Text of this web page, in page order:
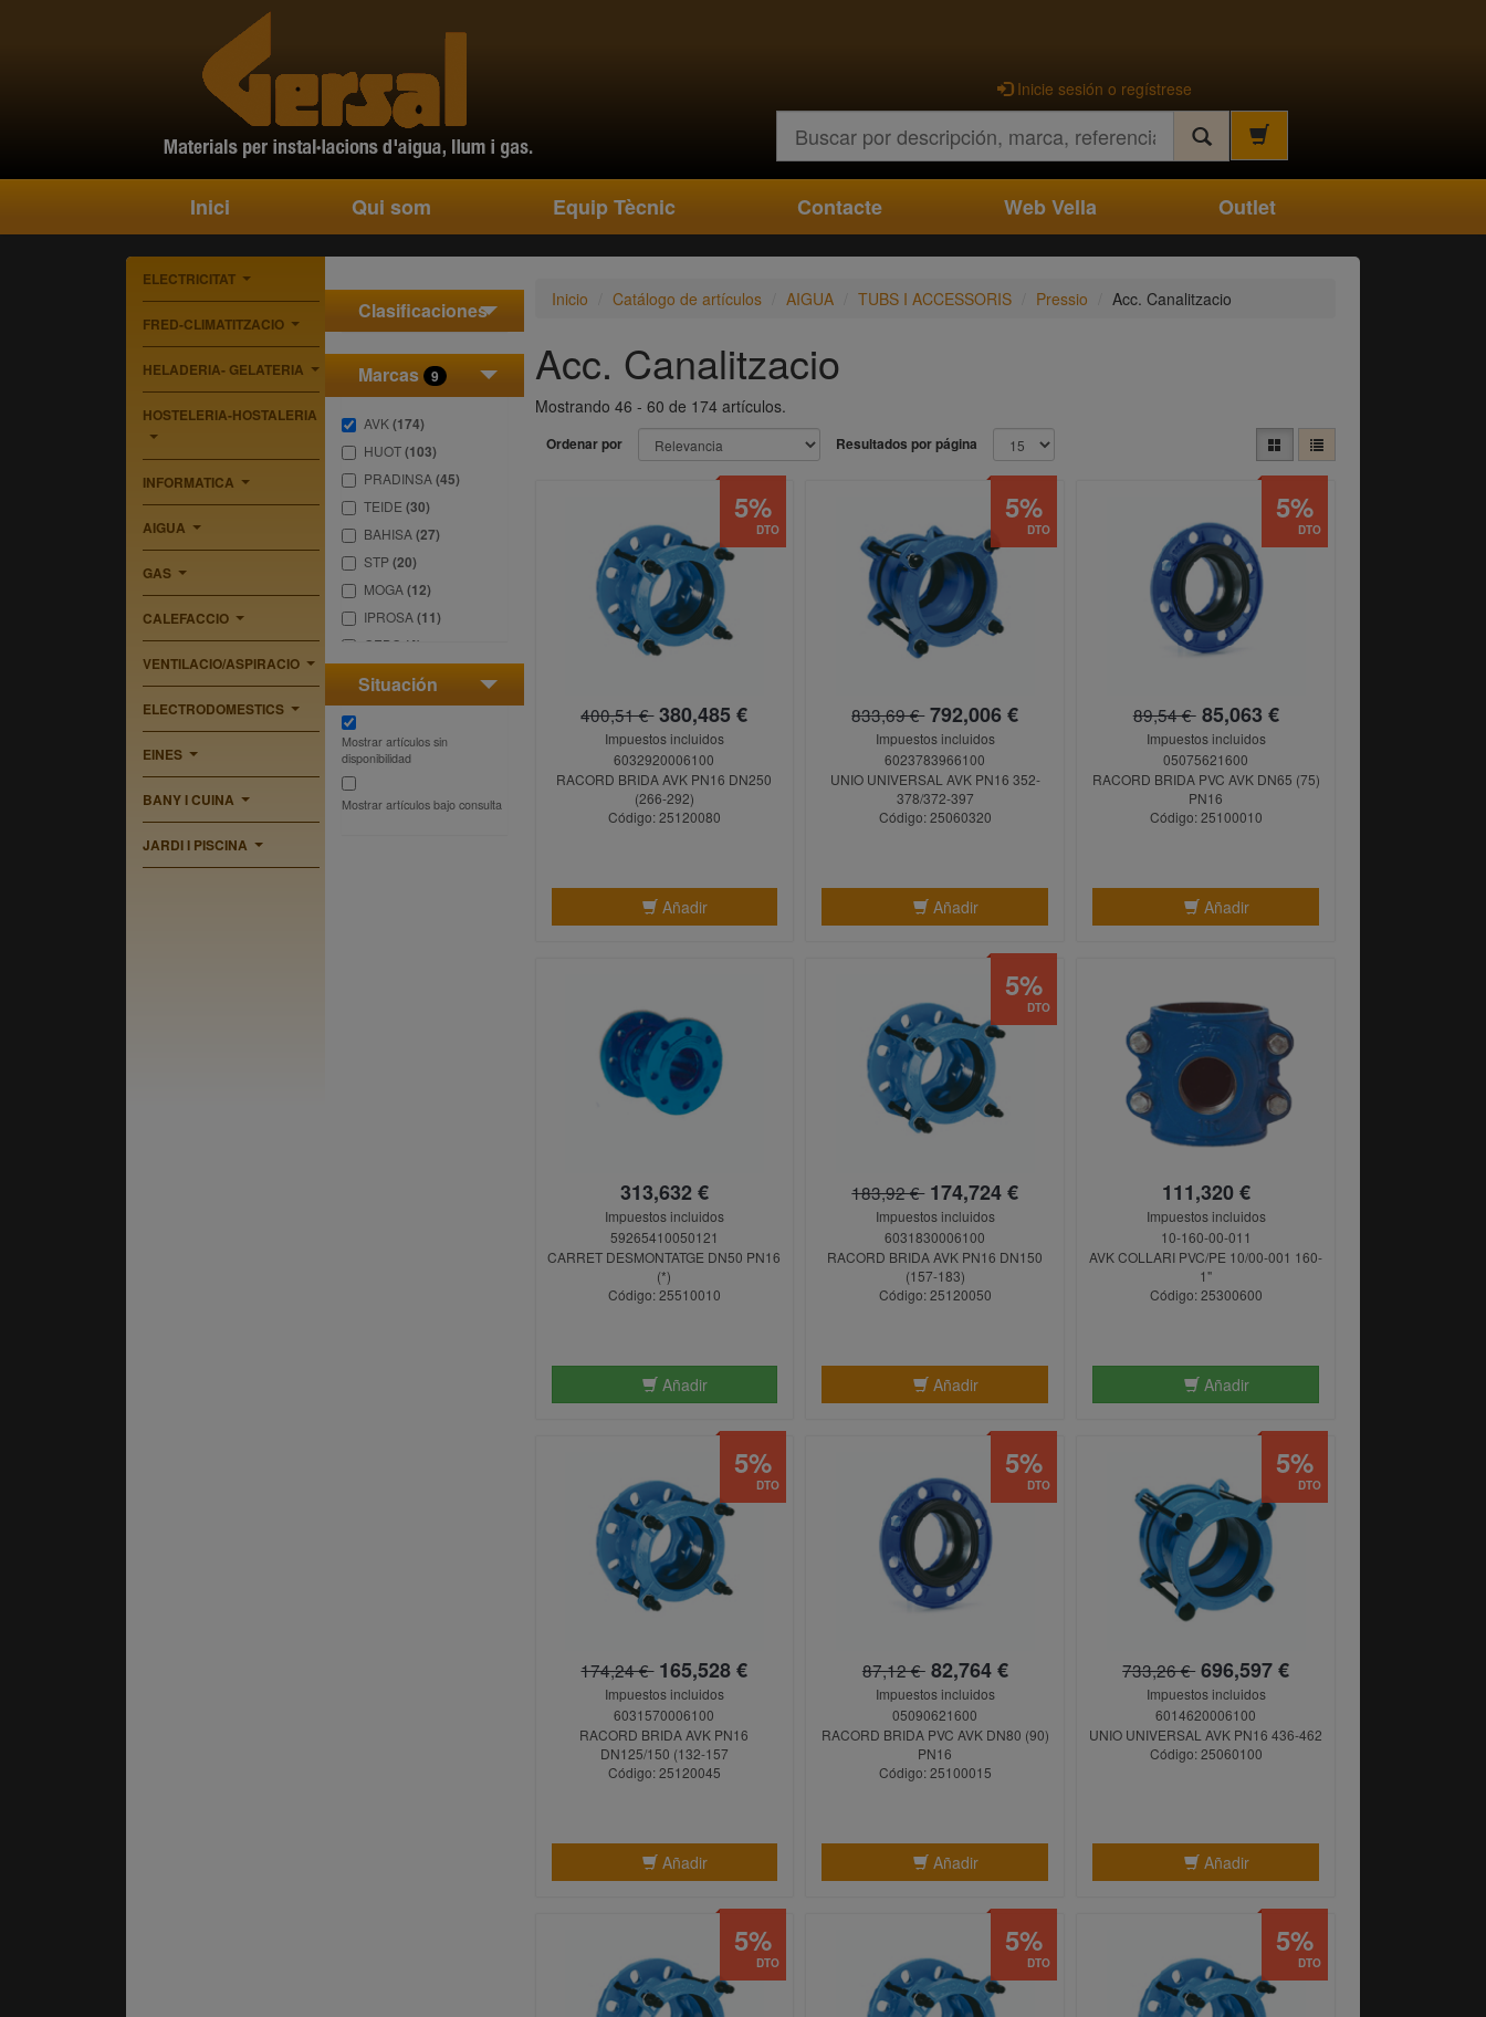
Inicie sesión o regístrese
Inici Qui som Equip Tècnic Contacte Web Vella Outlet
ELECTRICITAT
FRED-CLIMATITZACIO
HELADERIA- GELATERIA
HOSTELERIA-HOSTALERIA
INFORMATICA
AIGUA
GAS
CALEFACCIO
VENTILACIO/ASPIRACIO
ELECTRODOMESTICS
EINES
BANY I CUINA
JARDI I PISCINA
Clasificaciones
Marcas 9
AVK(174)
HUOT(103)
PRADINSA(45)
TEIDE (30)
BAHISA(27)
STP(20)
MOGA(12)
IPROSA(11)
GEBO (4)
Situación
Mostrar artículos sin
disponibilidad
Mostrar artículos bajo consulta
Inicio Catálogo de artículos AIGUA TUBS I ACCESSORIS Pressio Acc. Canalitzacio
Acc. Canalitzacio
Mostrando 46 - 60 de 174 artículos.
Ordenar por Resultados por página
400,51 €380,485 €
Impuestos incluidos
6032920006100
RACORD BRIDA AVK PN16 DN250
(266-292)
Código: 25120080
Añadir
DTO
5%
833,69 €792,006 €
Impuestos incluidos
6023783966100
UNIO UNIVERSAL AVK PN16 352-
378/372-397
Código: 25060320
Añadir
DTO
5%
89,54 €85,063 €
Impuestos incluidos
05075621600
RACORD BRIDA PVC AVK DN65 (75)
PN16
Código: 25100010
Añadir
DTO
5%
313,632 €
Impuestos incluidos
59265410050121
CARRET DESMONTATGE DN50 PN16
(*)
Código: 25510010
Añadir
183,92 €174,724 €
Impuestos incluidos
6031830006100
RACORD BRIDA AVK PN16 DN150
(157-183)
Código: 25120050
Añadir
DTO
5%
111,320 €
Impuestos incluidos
10-160-00-011
AVK COLLARI PVC/PE 10/00-001 160-
1"
Código: 25300600
Añadir
174,24 €165,528 €
Impuestos incluidos
6031570006100
RACORD BRIDA AVK PN16
DN125/150 (132-157
Código: 25120045
Añadir
DTO
5%
87,12 €82,764 €
Impuestos incluidos
05090621600
RACORD BRIDA PVC AVK DN80 (90)
PN16
Código: 25100015
Añadir
DTO
5%
733,26 € 696,597 €
Impuestos incluidos
6014620006100
UNIO UNIVERSAL AVK PN16 436-462
Código: 25060100
Añadir
DTO
5%
DTO
5%
DTO
5%
DTO
5%